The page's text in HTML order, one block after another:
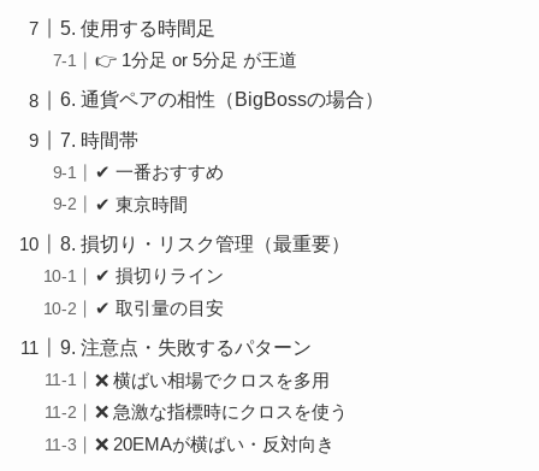
5. 使用する時間足
👉 1分足 or 5分足 が王道
6. 通貨ペアの相性（BigBossの場合）
7. 時間帯
✔ 一番おすすめ
✔ 東京時間
8. 損切り・リスク管理（最重要）
✔ 損切りライン
✔ 取引量の目安
9. 注意点・失敗するパターン
❌ 横ばい相場でクロスを多用
❌ 急激な指標時にクロスを使う
❌ 20EMAが横ばい・反対向き